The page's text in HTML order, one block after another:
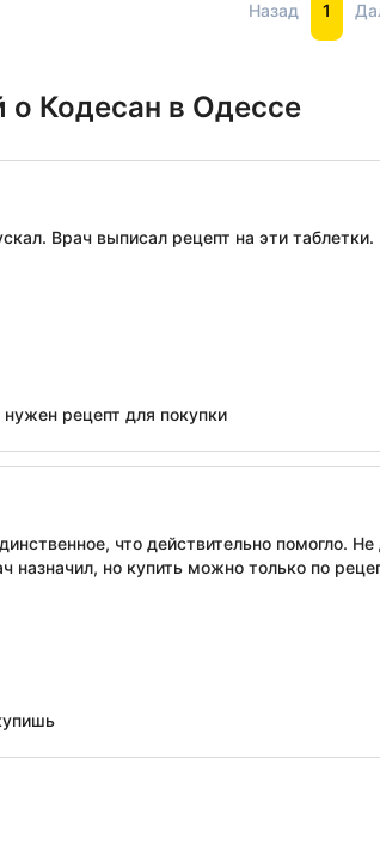
Назад 1
о Кодесан в Одессе
Врач выписал рецепт на эти
рецепт для покупки
что действительно помогло.
назначил, но купить можно только по